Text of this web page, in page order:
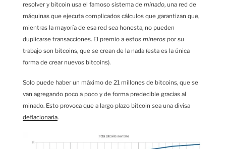
resolver y bitcoin usa el famoso sistema de minado, una red de
máquinas que ejecuta complicados cálculos que garantizan que,
mientras la mayoría de esa red sea honesta, no pueden
duplicarse transacciones. El premio a estos mineros por su
trabajo son bitcoins, que se crean de la nada (esta es la única
forma de crear nuevos bitcoins).
Solo puede haber un máximo de 21 millones de bitcoins, que se
van agregando poco a poco y de forma predecible gracias al
minado. Esto provoca que a largo plazo bitcoin sea una divisa
deflacionaria.